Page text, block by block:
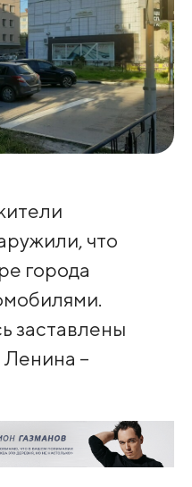
что
города
заставлены
Ленина –